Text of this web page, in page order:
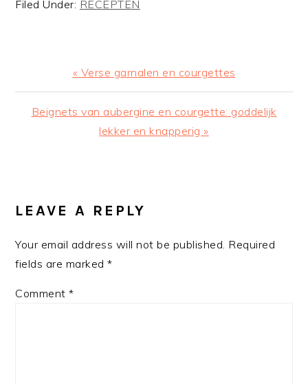
Filed Under: RECEPTEN
Previous
Post:
« Verse garnalen en courgettes
Next
Beignets van aubergine en courgette: goddelijk
lekker en knapperig »
INTERACTIONS
LEAVE A REPLY
Your email address will not be published. Required
fields are marked*
Comment*